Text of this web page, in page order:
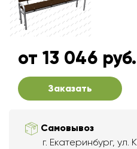
от 13 046 руб.
Заказать
Самовывоз
г. Екатеринбург,